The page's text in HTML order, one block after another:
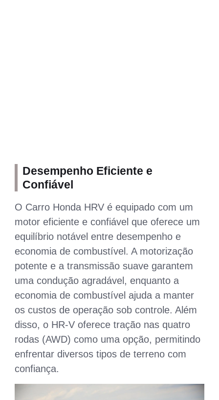
Desempenho Eficiente e
Confiável
O Carro Honda HRV é equipado com um
motor eficiente e confiável que oferece um
equilíbrio notável entre desempenho e
economia de combustível. A motorização
potente e a transmissão suave garantem
uma condução agradável, enquanto a
economia de combustível ajuda a manter
os custos de operação sob controle. Além
disso, o HR-V oferece tração nas quatro
rodas (AWD) como uma opção, permitindo
enfrentar diversos tipos de terreno com
confiança.